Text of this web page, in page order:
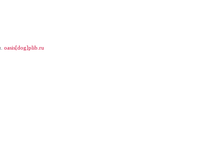
oasis[dog]plib.ru